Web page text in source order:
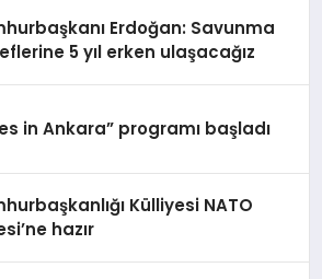
Erdoğan: Savunma
5 yıl erken ulaşacağız
in Ankara” programı başladı
Külliyesi NATO
hazır